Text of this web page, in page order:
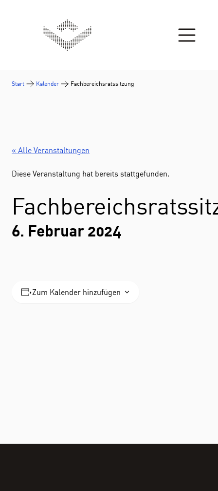
Start Kalender Fachbereichsratssitzung
« Alle Veranstaltungen
Diese Veranstaltung hat bereits stattgefunden.
6. Februar 2024
Zum Kalender hinzufügen